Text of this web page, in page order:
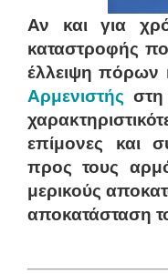
Αν και για
καταστροφής
έλλειψη πόρων
Αρμενιστής
επίμονες και
προς τους
μερικούς
αποκατάσταση